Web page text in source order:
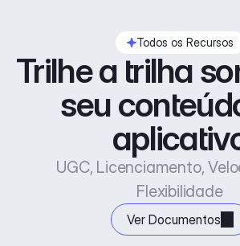
Todos os Recursos
Trilhe a trilha
seu
UGC, Licenciamento,
Flexibilidade
Ver Documentos